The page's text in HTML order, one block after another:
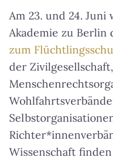
Am 23. und 24.
Akademie zu Berlin
zum
der
Wissenschaft